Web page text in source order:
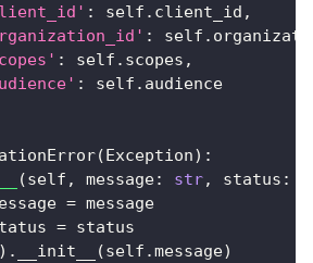
: self . client_id ,
: self .
: self . scopes ,
: self . audience
(Exception) :
(self , message: str, status :
= message
= status
) . __init__ (self .message)